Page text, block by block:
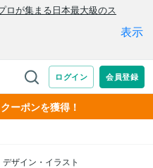
ーポンを獲得！
デザイン・イラスト